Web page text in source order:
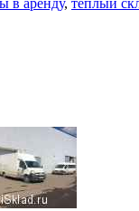
в аренду, теплый